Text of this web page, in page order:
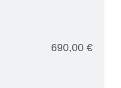
690,00 €